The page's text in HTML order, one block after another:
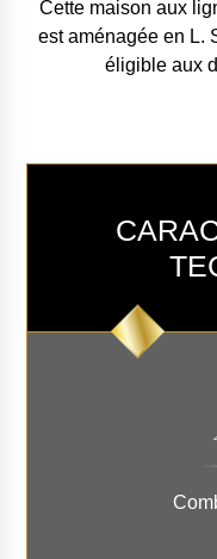
Cette maison aux
est aménagée en L.
éligible aux